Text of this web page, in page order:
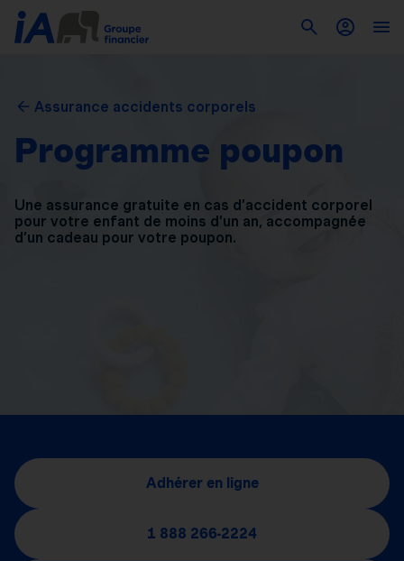
Assurance accidents corporels
Programme poupon
Une assurance gratuite en cas d’accident corporel
pour votre enfant de moins d’un an, accompagnée
d’un cadeau pour votre poupon.
Adhérer en ligne
1 888 266-2224